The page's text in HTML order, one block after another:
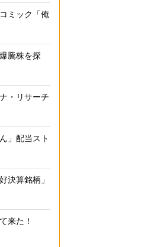
ミック「俺
騰株を探
・リサーチ
」配当スト
決算銘柄」
来た！